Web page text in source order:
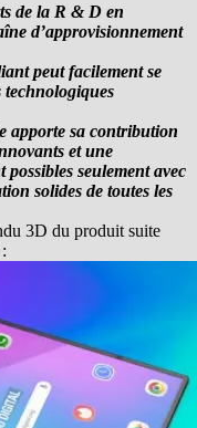
de la R & D en
d’approvisionnement
peut facilement se
technologiques
apporte sa contribution
et une
seulement avec
solides de toutes les
3D du produit suite